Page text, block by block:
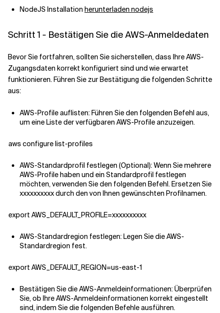
NodeJS Installation herunterladen nodejs
Schritt 1 - Bestätigen Sie die AWS-Anmeldedaten
Bevor Sie fortfahren, sollten Sie sicherstellen, dass Ihre AWS-
Zugangsdaten korrekt konfiguriert sind und wie erwartet
funktionieren. Führen Sie zur Bestätigung die folgenden Schritte
aus:
AWS-Profile auflisten: Führen Sie den folgenden Befehl aus,
um eine Liste der verfügbaren AWS-Profile anzuzeigen.
aws configure list-profiles
AWS-Standardprofil festlegen (Optional): Wenn Sie mehrere
AWS-Profile haben und ein Standardprofil festlegen
möchten, verwenden Sie den folgenden Befehl. Ersetzen Sie
xxxxxxxxxx durch den von Ihnen gewünschten Profilnamen.
export AWS_DEFAULT_PROFILE=xxxxxxxxxx
AWS-Standardregion festlegen: Legen Sie die AWS-
Standardregion fest.
export AWS_DEFAULT_REGION=us-east-1
Bestätigen Sie die AWS-Anmeldeinformationen: Überprüfen
Sie, ob Ihre AWS-Anmeldeinformationen korrekt eingestellt
sind, indem Sie die folgenden Befehle ausführen.